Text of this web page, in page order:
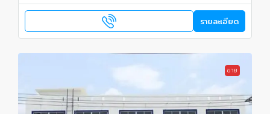
รายละเอียด
ขาย